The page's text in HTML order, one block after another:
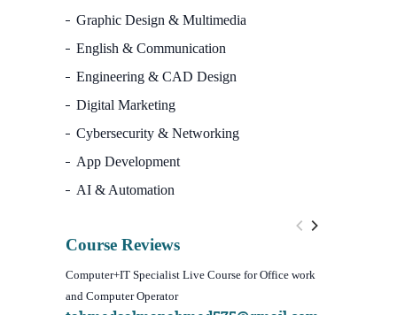
Graphic Design & Multimedia
English & Communication
Engineering & CAD Design
Digital Marketing
Cybersecurity & Networking
App Development
AI & Automation
Course Reviews
Computer+IT Specialist Live Course for Office work
and Computer Operator